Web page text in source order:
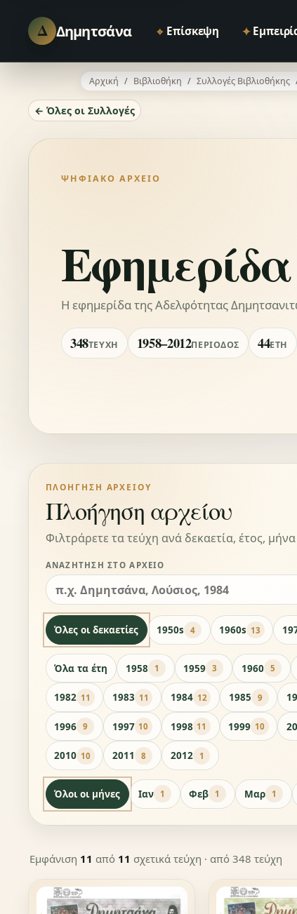
Δ Δημητσάνα ⌖ Επίσκεψη ✦
Αρχική Βιβλιοθήκη Συλλογές Βιβλιοθήκης
← Όλες οι Συλλογές
ΨΗΦΙΑΚΌ ΑΡΧΕΊΟ
Η εφημερίδα της Αδελφότητας
348ΤΕΎΧΗ 1958–2012ΠΕΡΊΟΔΟΣ 44ΈΤΗ
ΠΛΟΉΓΗΣΗ ΑΡΧΕΊΟΥ
Πλοήγηση αρχείου
Φιλτράρετε τα τεύχη ανά δεκαετία, έτος, μήνα
ΑΝΑΖΉΤΗΣΗ ΣΤΟ ΑΡΧΕΊΟ
Όλες οι δεκαετίες 1950s 4 1960s 13
Όλα τα έτη 1958 1 1959 3 1960 5
1982 11 1983 11 1984 12 1985 9
1996 9 1997 10 1998 11 1999 10
2010 10 2011 8 2012 1
Όλοι οι μήνες Ιαν 1 Φεβ 1 Μαρ 1
Εμφάνιση 11 από 11 σχετικά τεύχη · από 348 τεύχη